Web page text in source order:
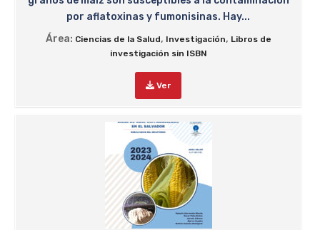
por aflatoxinas y fumonisinas. Hay...
Área: Ciencias de la Salud, Investigación, Libros de
investigación sin ISBN
Ver